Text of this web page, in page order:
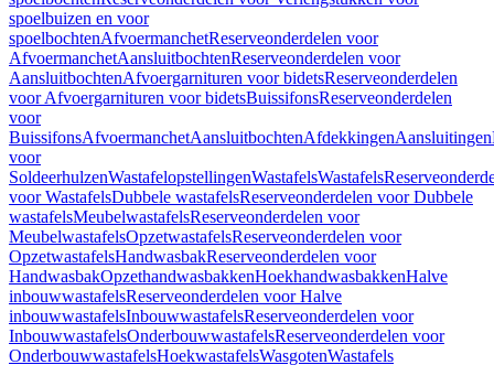
spoelbuizen en voor
spoelbochtenAfvoermanchetReserveonderdelen voor
AfvoermanchetAansluitbochtenReserveonderdelen voor
AansluitbochtenAfvoergarnituren voor bidetsReserveonderdelen
voor Afvoergarnituren voor bidetsBuissifonsReserveonderdelen
voor
BuissifonsAfvoermanchetAansluitbochtenAfdekkingenAansluitingen
voor
SoldeerhulzenWastafelopstellingenWastafelsWastafels
voor WastafelsDubbele wastafelsReserveonderdelen voor Dubbele
wastafelsMeubelwastafelsReserveonderdelen voor
MeubelwastafelsOpzetwastafelsReserveonderdelen voor
OpzetwastafelsHandwasbakReserveonderdelen voor
HandwasbakOpzethandwasbakkenHoekhandwasbakkenHalve
inbouwwastafelsReserveonderdelen voor Halve
inbouwwastafelsInbouwwastafelsReserveonderdelen voor
InbouwwastafelsOnderbouwwastafelsReserveonderdelen voor
OnderbouwwastafelsHoekwastafelsWasgotenWastafels